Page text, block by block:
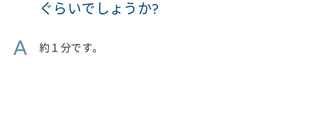
ぐらいでしょうか?
A 約１分です。